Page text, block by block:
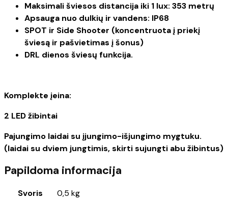
Maksimali šviesos distancija iki 1 lux: 353 metrų
Apsauga nuo dulkių ir vandens: IP68
SPOT ir Side Shooter (koncentruota į priekį
šviesą ir pašvietimas į šonus)
DRL dienos šviesų funkcija.
Komplekte įeina:
2 LED žibintai
Pajungimo laidai su įjungimo-išjungimo mygtuku.
(laidai su dviem jungtimis, skirti sujungti abu žibintus)
Papildoma informacija
Svoris
0,5 kg